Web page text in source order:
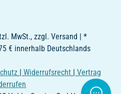
MwSt., zzgl. Versand | *
€ innerhalb Deutschlands
|Widerrufsrecht |Vertrag